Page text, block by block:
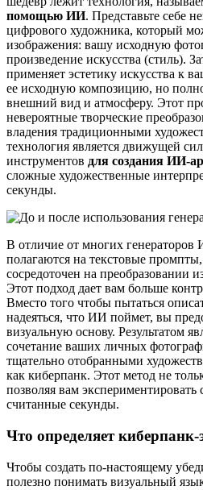
помощью ИИ. Представьте себе
цифрового художника, который
изображения: вашу исходную
произведение искусства (стиль).
применяет эстетику искусства к
ее исходную композицию, но
внешний вид и атмосферу. Этот
невероятные творческие
владения традиционными
технология является движущей
инструментов для создания ИИ-
сложные художественные
секунды.
В отличие от многих генераторов
полагаются на текстовые
сосредоточен на преобразовании
Этот подход дает вам больше
Вместо того чтобы пытаться
надеяться, что ИИ поймет, вы
визуальную основу. Результатом
сочетание ваших личных
тщательно отобранными
как киберпанк. Этот метод не
позволяя вам
считанные секунды.
Что определяет киберпанк-
Чтобы создать по-настоящему
полезно понимать визуальный